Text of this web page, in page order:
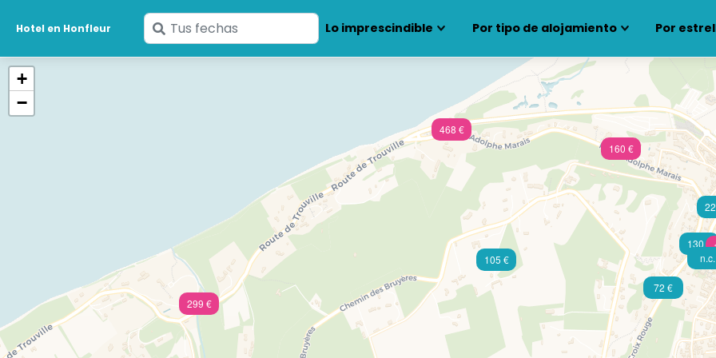
Hotel en Honfleur
Ingresa
tus
Lo imprescindible Por tipo de alojamiento Por
160 €
299 €
468 €
105 €
130 €
n.c.
72 €
+
−